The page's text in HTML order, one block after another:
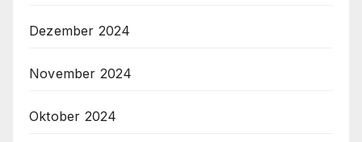
Dezember 2024
November 2024
Oktober 2024